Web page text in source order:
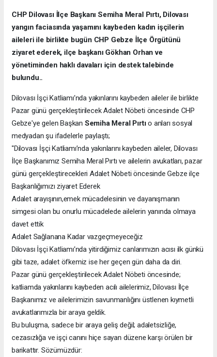
CHP Dilovası İlçe Başkanı Semiha Meral Pırtı, Dilovası
yangın faciasında yaşamını kaybeden kadın işçilerin
aileleri ile birlikte bugün CHP Gebze İlçe Örgütünü
ziyaret ederek, ilçe başkanı Gökhan Orhan ve
yönetiminden haklı davaları için destek talebinde
bulundu..
Dilovası İşçi Katliamı’nda yakınlarını kaybeden aileler ile birlikte
Pazar günü gerçekleştirilecek Adalet Nöbeti öncesinde CHP
Gebze'ye gelen Başkan Semiha Meral Pırtıo anları sosyal
medyadan şu ifadelerle paylaştı;
"Dilovası İşçi Katliamı’nda yakınlarını kaybeden aileler, Dilovası
İlçe Başkanımız Semiha Meral Pırtı ve ailelerin avukatları, pazar
günü gerçekleştirecekleri Adalet Nöbeti öncesinde Gebze ilçe
Başkanlığımızı ziyaret Ederek
Adalet arayışının,emek mücadelesinin ve dayanışmanın
simgesi olan bu onurlu mücadelede ailelerin yanında olmaya
davet ettik
Adalet Sağlanana Kadar vazgeçmeyeceğiz
Dilovası İşçi Katliamı’nda yitirdiğimiz canlarımızın acısı ilk günkü
gibi taze, adalet öfkemiz ise her geçen gün daha da diri.
Pazar günü gerçekleştirilecek Adalet Nöbeti öncesinde;
katliamda yakınlarını kaybeden acılı ailelerimiz, Dilovası İlçe
Başkanımız ve ailelerimizin savunmanlığını üstlenen kıymetli
avukatlarımızla bir araya geldik.
Bu buluşma, sadece bir araya geliş değil; adaletsizliğe,
cezasızlığa ve işçi canını hiçe sayan düzene karşı örülen bir
barikattır. Sözümüzdür: